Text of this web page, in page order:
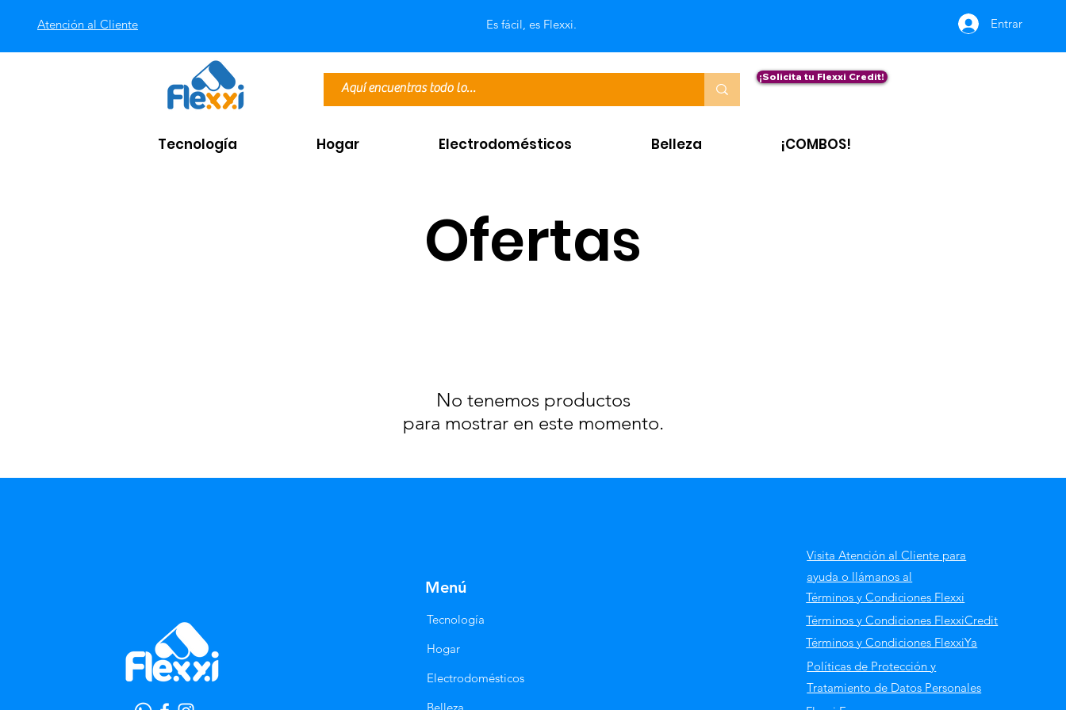
Atención al Cliente Es fácil, es Flexxi. Entrar
¡Solicita tu Flexxi Credit!
Tecnología Hogar Electrodomésticos Belleza ¡COMBOS!
Ofertas
No tenemos productos
para mostrar en este momento.
Menú
Tecnología
Hogar
Electrodomésticos
Visita Atención al Cliente para
ayuda o llámanos al
Términos y Condiciones Flexxi
Términos y Condiciones FlexxiCredit
Términos y Condiciones FlexxiYa
Políticas de Protección y
Tratamiento de Datos Personales